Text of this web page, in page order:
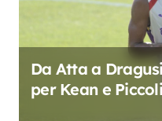
Da Atta a
per Kean e
oscar del